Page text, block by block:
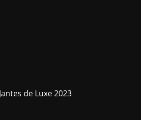
de Luxe 2023